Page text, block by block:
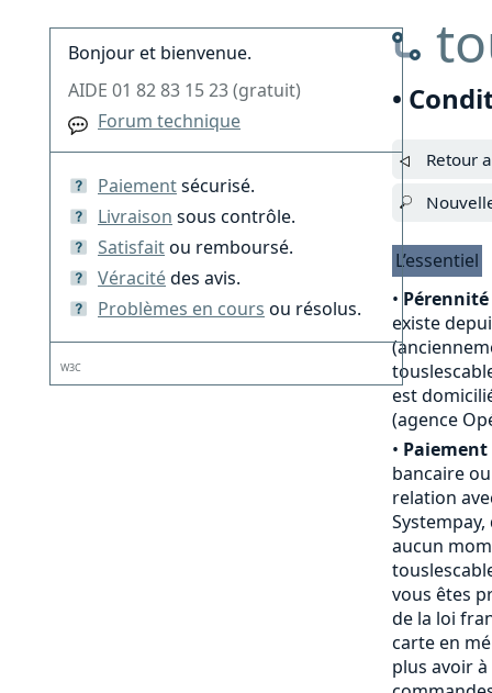
•
Retour
L’essentiel
•
existe
est
(agence
• Paiement
bancaire
relation
aucun
vous êtes
de la loi
carte en
plus avoir
Bonjour et bienvenue.
AIDE 01 82 83 15 23 (gratuit)
Forum technique
Paiementsécurisé.
Livraison sous contrôle.
Satisfaitou remboursé.
Véracitédes avis.
Problèmes en cours ou résolus.
W3C